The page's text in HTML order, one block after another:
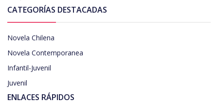
CATEGORÍAS DESTACADAS
Novela Chilena
Novela Contemporanea
Infantil-Juvenil
Juvenil
ENLACES RÁPIDOS